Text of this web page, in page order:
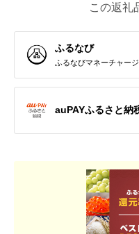
この返礼
ふるなび
ふるなびマネーチャー
auPAYふるさと納